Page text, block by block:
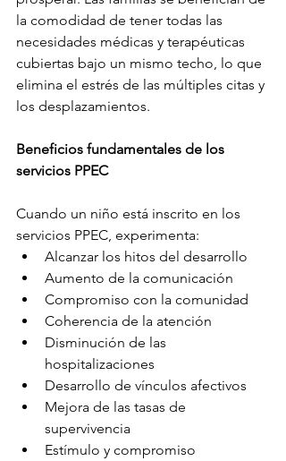
la comodidad de tener todas las
necesidades médicas y terapéuticas
cubiertas bajo un mismo techo, lo que
elimina el estrés de las múltiples citas y
los desplazamientos.
Beneficios fundamentales de los
servicios PPEC
Cuando un niño está inscrito en los
servicios PPEC, experimenta:
Alcanzar los hitos del desarrollo
Aumento de la comunicación
Compromiso con la comunidad
Coherencia de la atención
Disminución de las
hospitalizaciones
Desarrollo de vínculos afectivos
Mejora de las tasas de
supervivencia
Estímulo y compromiso